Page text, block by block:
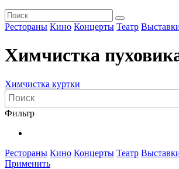
Рестораны Кино Концерты Театр
Химчистка
Химчистка куртки
Фильтр
Рестораны Кино Концерты Театр
Применить